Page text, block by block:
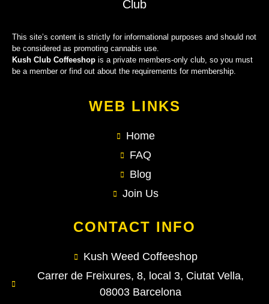
This site’s content is strictly for informational purposes and should not
be considered as promoting cannabis use.
Kush Club Coffeeshop is a private members-only club, so you must
be a member or find out about the requirements for membership.
WEB LINKS
Home
FAQ
Blog
Join Us
CONTACT INFO
Kush Weed Coffeeshop
Carrer de Freixures, 8, local 3, Ciutat Vella,
08003 Barcelona